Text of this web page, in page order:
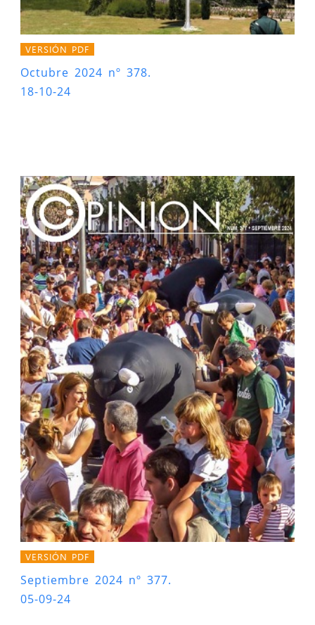
VERSIÓN PDF
Octubre 2024 nº 378.
18-10-24
VERSIÓN PDF
Septiembre 2024 nº 377.
05-09-24